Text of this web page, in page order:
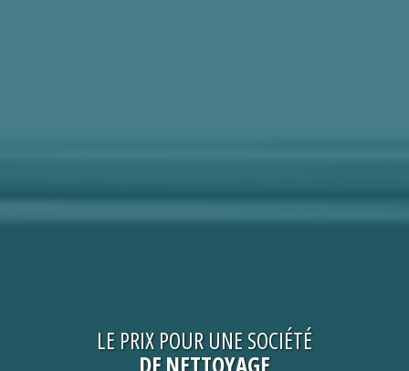
LE PRIX POUR UNESOCIÉTÉ
DE NETTOYAGE